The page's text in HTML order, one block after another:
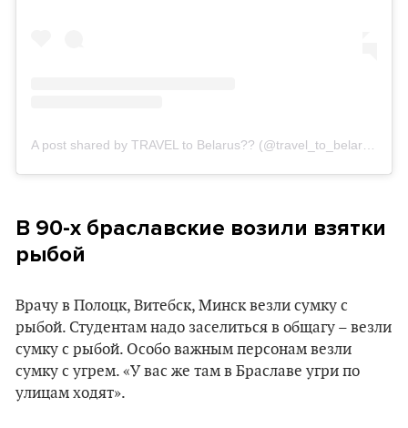
В 90-х браславские возили взятки
рыбой
Врачу в Полоцк, Витебск, Минск везли сумку с
рыбой. Студентам надо заселиться в общагу – везли
сумку с рыбой. Особо важным персонам везли
сумку с угрем. «У вас же там в Браславе угри по
улицам ходят».